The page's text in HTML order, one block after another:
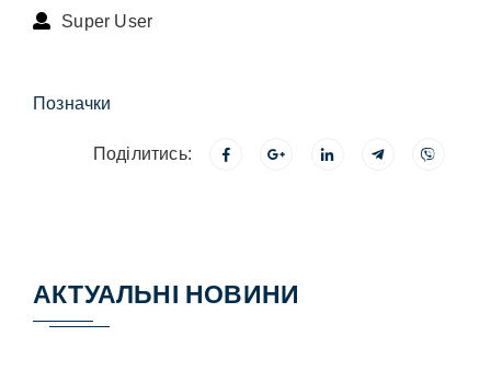
Super User
Позначки
Поділитись:
АКТУАЛЬНІ НОВИНИ